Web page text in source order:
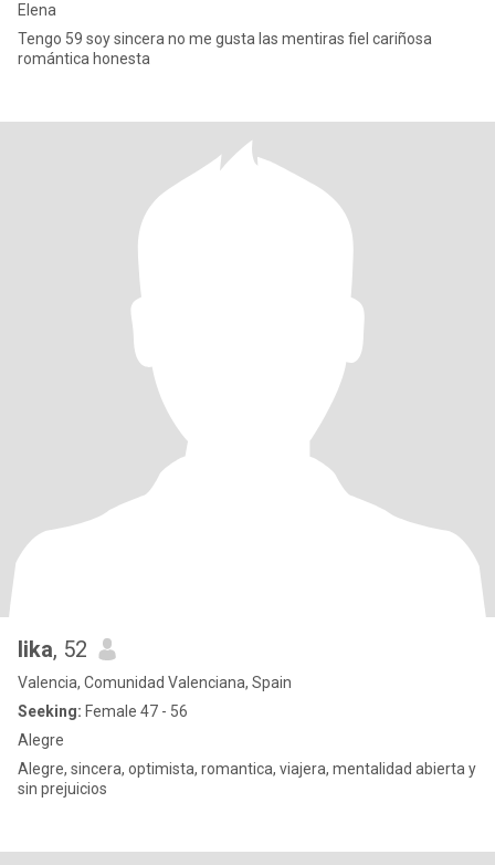
Elena
Tengo 59 soy sincera no me gusta las mentiras fiel cariñosa
romántica honesta
lika, 52
Valencia, Comunidad Valenciana, Spain
Seeking: Female 47 - 56
Alegre
Alegre, sincera, optimista, romantica, viajera, mentalidad abierta y
sin prejuicios